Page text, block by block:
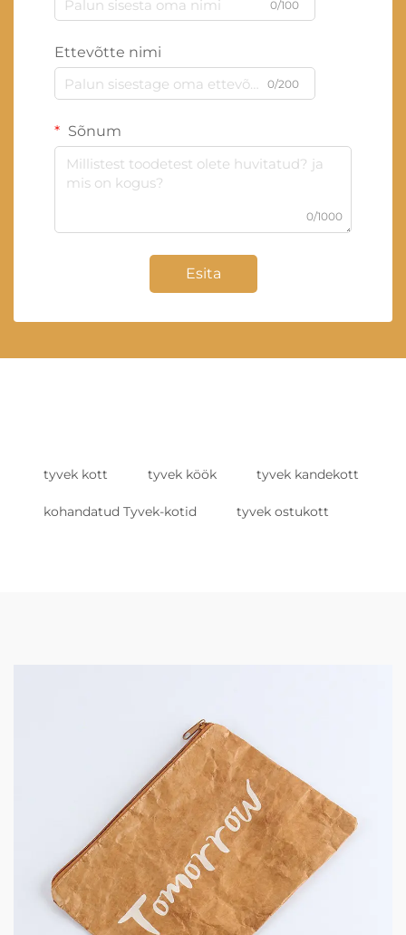
0/100
Ettevõtte nimi
0/200
Sõnum
0/1000
Esita
tyvek kott tyvek köök tyvek kandekott
kohandatud Tyvek-kotid tyvek ostukott